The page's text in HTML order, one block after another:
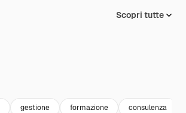
Scopri tutte
gestione formazione consulenza